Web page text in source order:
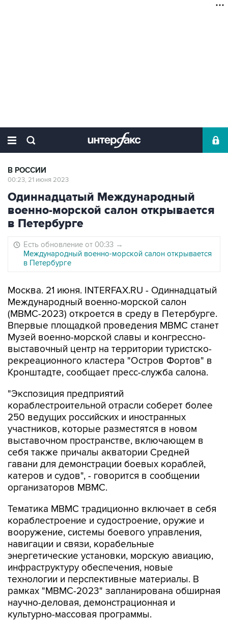
В РОССИИ
00:23, 21 июня 2023
Одиннадцатый Международный
военно-морской салон открывается
в Петербурге
Есть обновление от 00:33 →
Международный военно-морской салон открывается
в Петербурге
Москва. 21 июня. INTERFAX.RU - Одиннадцатый
Международный военно-морской салон
(МВМС-2023) откроется в среду в Петербурге.
Впервые площадкой проведения МВМС станет
Музей военно-морской славы и конгрессно-
выставочный центр на территории туристско-
рекреационного кластера "Остров Фортов" в
Кронштадте, сообщает пресс-служба салона.
"Экспозиция предприятий
кораблестроительной отрасли соберет более
250 ведущих российских и иностранных
участников, которые разместятся в новом
выставочном пространстве, включающем в
себя также причалы акватории Средней
гавани для демонстрации боевых кораблей,
катеров и судов", - говорится в сообщении
организаторов МВМС.
Тематика МВМС традиционно включает в себя
кораблестроение и судостроение, оружие и
вооружение, системы боевого управления,
навигации и связи, корабельные
энергетические установки, морскую авиацию,
инфраструктуру обеспечения, новые
технологии и перспективные материалы. В
рамках "МВМС-2023" запланирована обширная
научно-деловая, демонстрационная и
культурно-массовая программы.